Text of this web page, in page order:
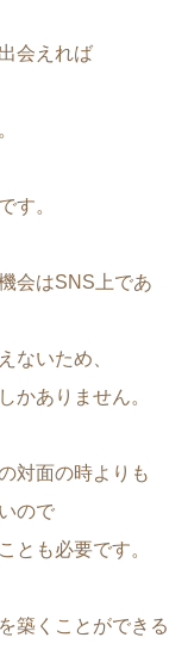
会えれば
す。
会はSNS上であ
ないため、
かありません。
対面の時よりも
ので
とも必要です。
築くことができる